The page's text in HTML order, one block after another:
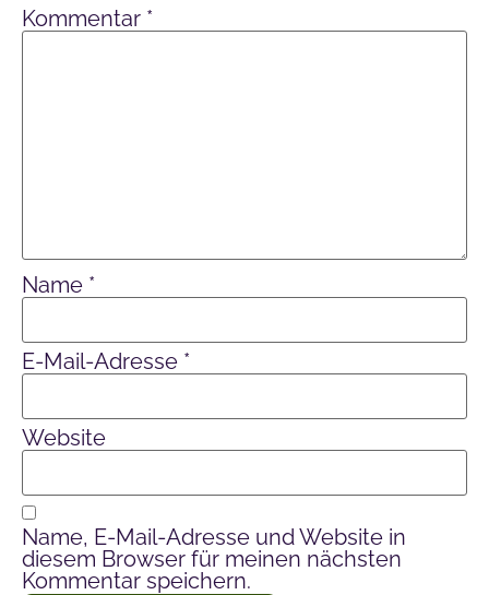
Kommentar *
Name *
E-Mail-Adresse *
Website
Name, E-Mail-Adresse und Website in
diesem Browser für meinen nächsten
Kommentar speichern.